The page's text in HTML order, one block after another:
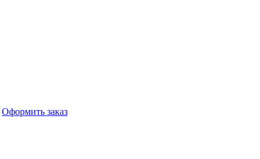
Оформить заказ